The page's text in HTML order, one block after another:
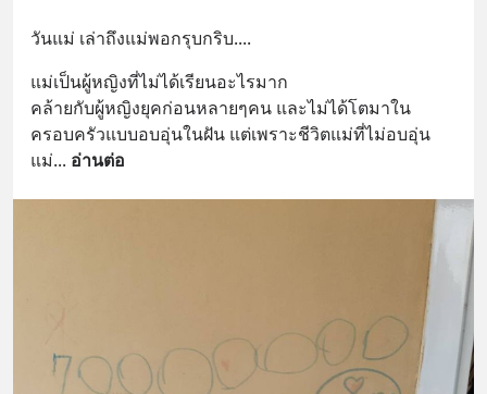
วันแม่ เล่าถึงแม่พอกรุบกริบ....
แม่เป็นผู้หญิงที่ไม่ได้เรียนอะไรมาก
คล้ายกับผู้หญิงยุคก่อนหลายๆคน และไม่ได้โตมาใน
ครอบครัวแบบอบอุ่นในฝัน แต่เพราะชีวิตแม่ที่ไม่อบอุ่น
แม่... อ่านต่อ